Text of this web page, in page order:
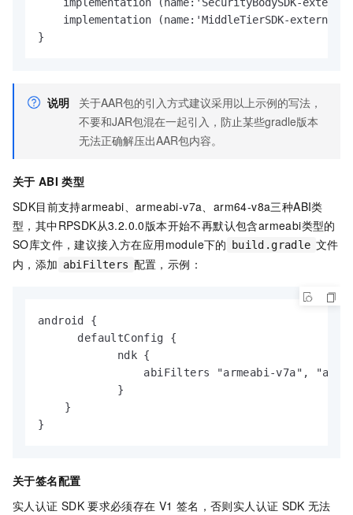
implementation (name:'SecurityBodySDK-
implementation (name:'MiddleTierSDK-
}
说明
关于AAR包的引入方式建议采用以上示例的写法，
不要和JAR包混在一起引入，防止某些gradle版本
无法正确解压出AAR包内容。
关于 ABI 类型
SDK目前支持armeabi、armeabi-v7a、arm64-v8a三种ABI类
型，其中RPSDK从3.2.0.0版本开始不再默认包含armeabi类型的
SO库文件，建议接入方在应用module下的
build.gradle 文件
内，添加 abiFilters 配置，示例：
android {
      defaultConfig {
            ndk {
abiFilters "armeabi-v7a",
            }
    }
}
关于签名配置
实人认证 SDK 要求必须存在 V1 签名，否则实人认证 SDK 无法